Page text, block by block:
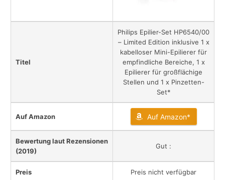
Titel
Philips Epilier-Set HP6540/00
– Limited Edition inklusive 1 x
kabelloser Mini-Epilierer für
empfindliche Bereiche, 1 x
Epilierer für großflächige
Stellen und 1 x Pinzetten-
Set*
Auf Amazon Auf Amazon*
Bewertung laut Rezensionen
(2019)
Gut :
Preis Preis nicht verfügbar